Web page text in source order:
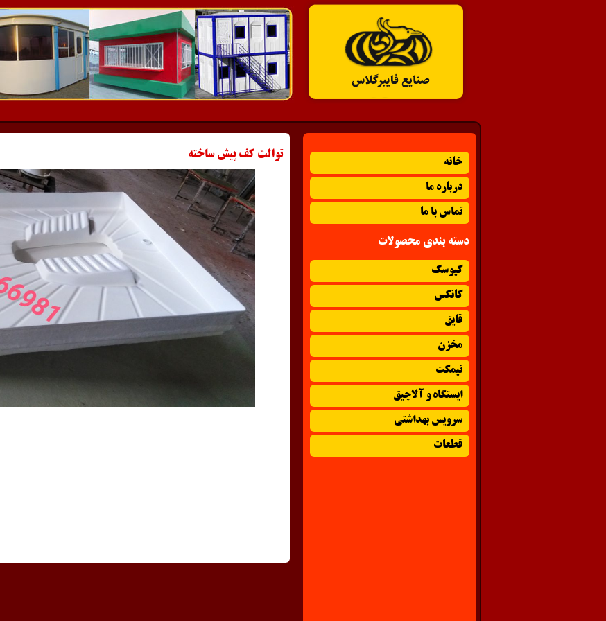
خانه
درباره ما
تماس با ما
دسته بندی محصولات
کیوسک
کانکس
قایق
مخزن
نیمکت
ایستگاه و آلاچیق
سرویس بهداشتی
قطعات
توالت کف پیش ساخته